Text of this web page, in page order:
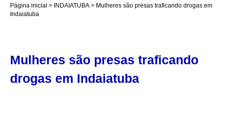
Página inicial INDAIATUBA
Mulheres são presas traficando drogas em
Indaiatuba
Mulheres são presas traficando
drogas em Indaiatuba